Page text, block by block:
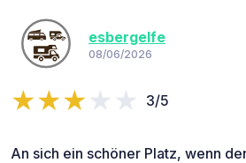
esbergelfe
08/06/2026
3/5
An sich ein schöner Platz, wenn